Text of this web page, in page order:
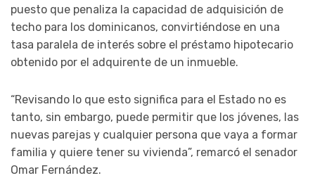
puesto que penaliza la capacidad de adquisición de
techo para los dominicanos, convirtiéndose en una
tasa paralela de interés sobre el préstamo hipotecario
obtenido por el adquirente de un inmueble.
“Revisando lo que esto significa para el Estado no es
tanto, sin embargo, puede permitir que los jóvenes, las
nuevas parejas y cualquier persona que vaya a formar
familia y quiere tener su vivienda”, remarcó el senador
Omar Fernández.